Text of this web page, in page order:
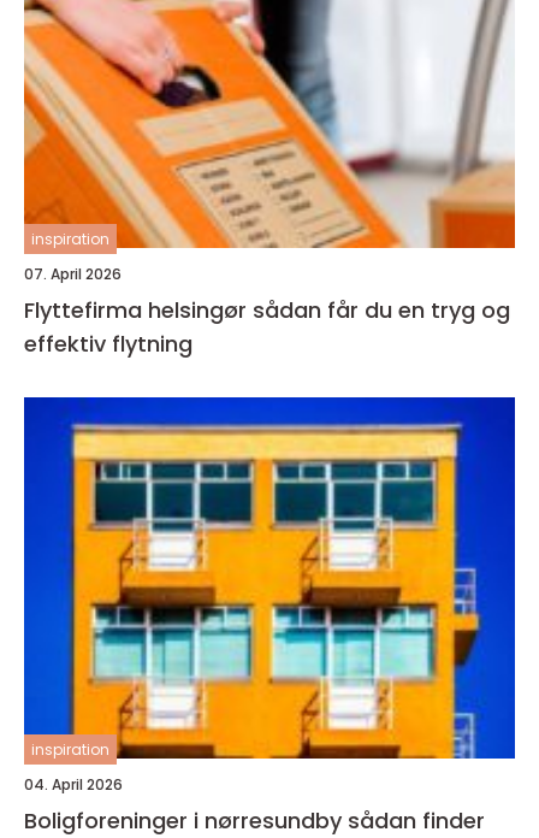
inspiration
07. April 2026
Flyttefirma helsingør sådan får du en tryg og
effektiv flytning
inspiration
04. April 2026
Boligforeninger i nørresundby sådan finder